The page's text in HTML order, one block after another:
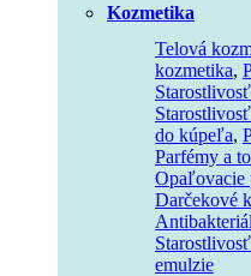
Kozmetika
Telová
kozmetika,
do kúpeľa,
Parfémy a
Opaľovacie
Darčekové
emulzie